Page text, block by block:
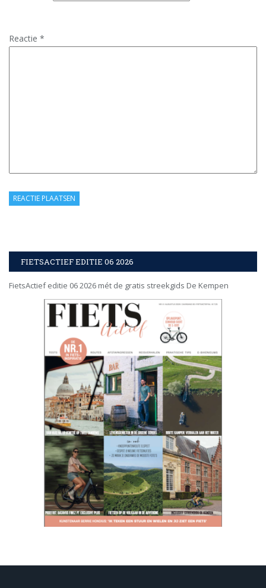
Reactie *
FIETSACTIEF EDITIE 06 2026
FietsActief editie 06 2026 mét de gratis streekgids De Kempen